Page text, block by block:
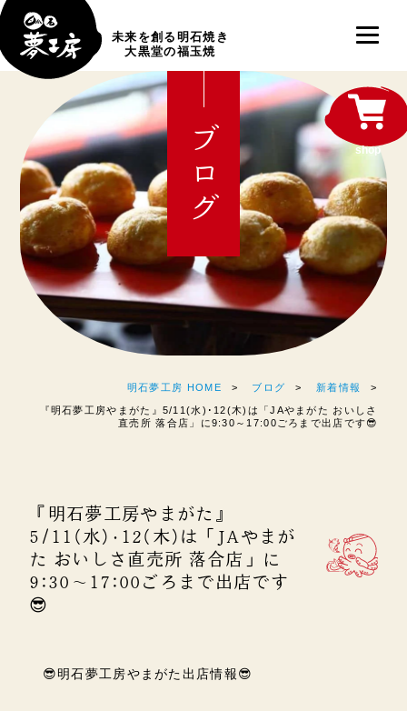
未来を創る明石焼き
大黒堂の福玉焼
ブログ
明石夢工房 HOME ブログ 新着情報
『明石夢工房やまがた』5/11(水)･12(木)は「JAやまがた おいしさ
直売所 落合店」に9:30～17:00ごろまで出店です😎
『明石夢工房やまがた』
5/11(水)･12(木)は「JAやまが
た おいしさ直売所 落合店」に
9:30～17:00ごろまで出店です
😎
😎明石夢工房やまがた出店情報😎
shop